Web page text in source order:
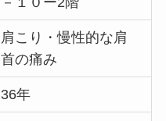
肩こり・慢性的な肩
首の痛み
36年